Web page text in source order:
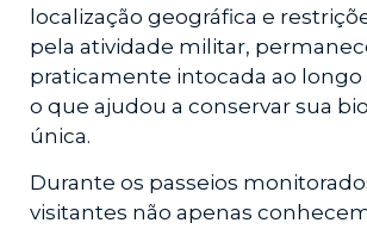
localização geográfica e
pela atividade militar,
praticamente intocada ao longo
o que ajudou a conservar sua
única.
Durante os passeios
visitantes não apenas